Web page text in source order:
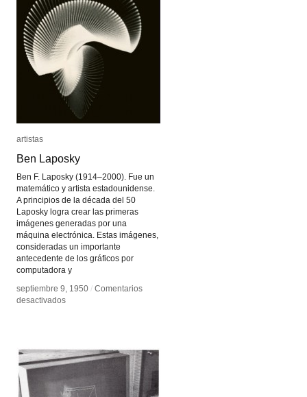
artistas
Ben Laposky
Ben F. Laposky (1914–2000). Fue un
matemático y artista estadounidense.
A principios de la década del 50
Laposky logra crear las primeras
imágenes generadas por una
máquina electrónica. Estas imágenes,
consideradas un importante
antecedente de los gráficos por
computadora y
septiembre 9, 1950 / Comentarios
desactivadosen
artistas
Ben Laposky
septiembre 9, 1950 / Comentarios
desactivadosen